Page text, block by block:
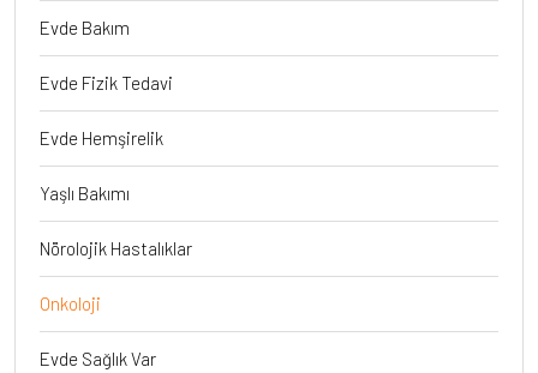
Evde Bakım
Evde Fizik Tedavi
Evde Hemşirelik
Yaşlı Bakımı
Nörolojik Hastalıklar
Onkoloji
Evde Sağlık Var